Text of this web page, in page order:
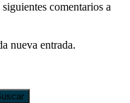
comentarios a
nueva entrada.